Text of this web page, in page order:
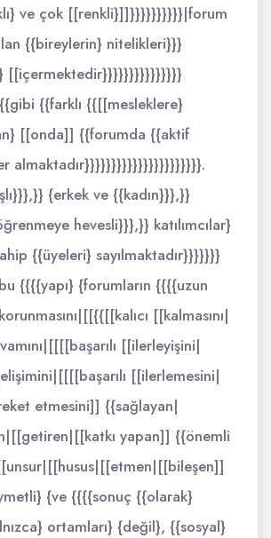
ve çok [[renkli}]]}}}}}}}}}}|forum
{{bireylerin} nitelikleri}}}
[[içermektedir}}}}}}}}}}}}}}}
{{farklı {{[[mesleklere}
[[onda]] {{forumda {{aktif
almaktadır}}}}}}}}}}}}}}}}}}}}}}.
{erkek ve {{kadın}}},}}
hevesli}}},}} katılımcılar}
{{üyeleri} sayılmaktadır}}}}}}}
{{{{yapı} {forumların {{{{uzun
[[kalmasını|
[[ilerleyişini|
[[ilerlemesini|
etmesini]] {{sağlayan|
yapan]] {{önemli
{ve {{{{sonuç {{olarak}
ortamları} {değil}, {{sosyal}